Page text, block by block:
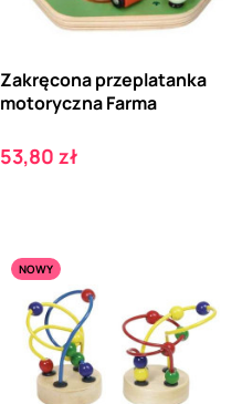
Zakręcona przeplatanka
motoryczna Farma
Cena
53,80 zł
NOWY